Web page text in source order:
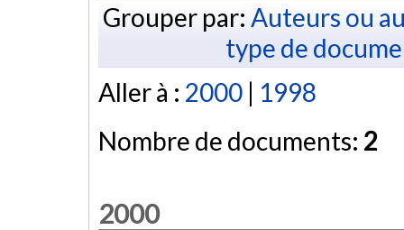
Grouper par: Auteurs ou
type de
Aller à : 2000 | 1998
Nombre de documents: 2
2000